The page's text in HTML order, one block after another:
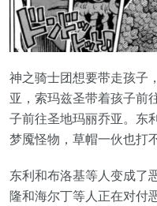
神之骑士团想要带走孩子
亚，索玛兹圣带着孩子前
子前往圣地玛丽乔亚。东
梦魇怪物，草帽一伙也打
东利和布洛基等人变成了
隆和海尔丁等人正在对付